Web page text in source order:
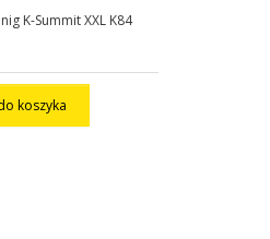
K-Summit XXL K84
koszyka